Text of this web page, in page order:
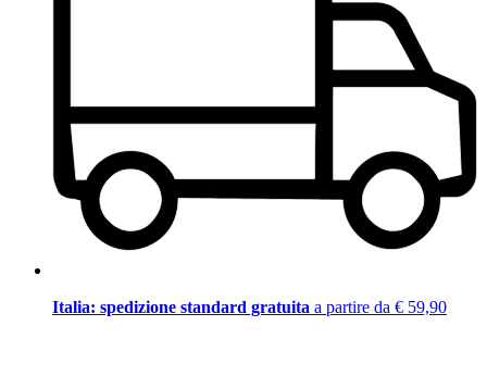
Italia: spedizione standard gratuita a partire da € 59,90